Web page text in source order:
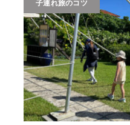
子連れ旅のコツ